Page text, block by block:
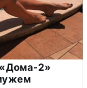
«Дома-2»